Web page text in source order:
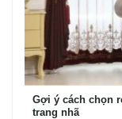
Gợi ý cách chọn
trang nhã